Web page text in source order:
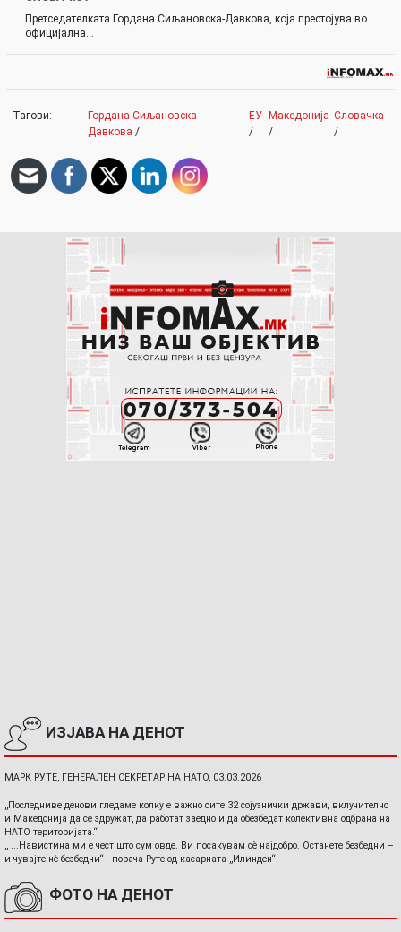
Претседателката Гордана Сиљановска-Давкова, која престојува во
официјална…
Тагови:
Гордана Сиљановска -
Давкова /
ЕУ
/
Македонија
/
Словачка
/
ИЗЈАВА НА ДЕНОТ
МАРК РУТЕ, ГЕНЕРАЛЕН СЕКРЕТАР НА НАТО, 03.03.2026
„Последниве денови гледаме колку е важно сите 32 сојузнички држави, вклучително
и Македонија да се здружат, да работат заедно и да обезбедат колективна одбрана на
НАТО територијата.“
„ ...Навистина ми е чест што сум овде. Ви посакувам сè најдобро. Останете безбедни –
и чувајте нè безбедни“ - порача Руте од касарната „Илинден“.
ФОТО НА ДЕНОТ